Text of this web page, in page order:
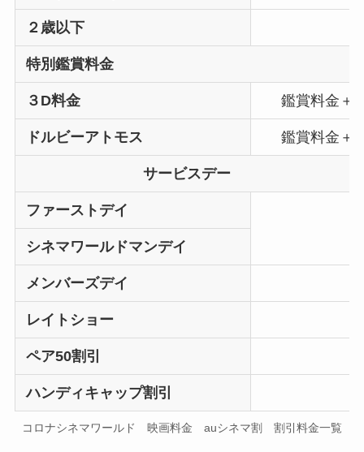
２歳以下
特別鑑賞料金
３D料金 鑑賞料金＋
ドルビーアトモス 鑑賞料金＋
サービスデー
ファーストデイ
シネマワールドマンデイ
メンバーズデイ
レイトショー
ペア50割引
ハンディキャップ割引
コロナシネマワールド 映画料金 auシネマ割 割引料金一覧